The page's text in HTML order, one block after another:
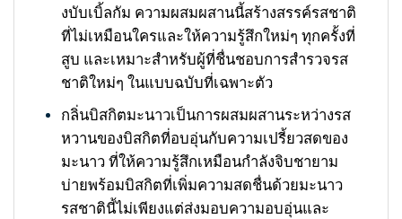
งบับเบิ้ลกัม ความผสมผสานนี้สร้างสรรค์รสชาติ
ที่ไม่เหมือนใครและให้ความรู้สึกใหม่ๆ ทุกครั้งที่
สูบ และเหมาะสำหรับผู้ที่ชื่นชอบการสำรวจรส
ชาติใหม่ๆ ในแบบฉบับที่เฉพาะตัว
กลิ่นบิสกิตมะนาวเป็นการผสมผสานระหว่างรส
หวานของบิสกิตที่อบอุ่นกับความเปรี้ยวสดของ
มะนาว ที่ให้ความรู้สึกเหมือนกำลังจิบชายาม
บ่ายพร้อมบิสกิตที่เพิ่มความสดชื่นด้วยมะนาว
รสชาตินี้ไม่เพียงแต่ส่งมอบความอบอุ่นและ